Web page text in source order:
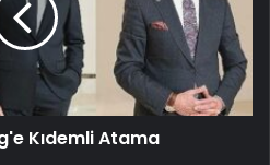
Kıdemli Atama